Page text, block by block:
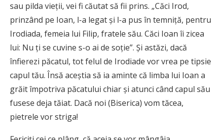
sau pilda vieții, vei fi căutat să fii prins. „Căci Irod,
prinzând pe Ioan, l-a legat şi l-a pus în temniţă, pentru
Irodiada, femeia lui Filip, fratele său. Căci Ioan îi zicea
lui: Nu ţi se cuvine s-o ai de soţie”. Și astăzi, dacă
înfierezi păcatul, tot felul de Irodiade vor vrea pe tipsie
capul tău. Însă aceștia să ia aminte că limba lui Ioan a
grăit împotriva păcatului chiar și atunci când capul său
fusese deja tăiat. Dacă noi (Biserica) vom tăcea,
pietrele vor striga!